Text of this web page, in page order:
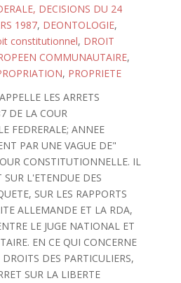
DECISIONS DU 24
1987, DEONTOLOGIE,
constitutionnel, DROIT
COMMUNAUTAIRE,
, PROPRIETE
LES ARRETS
DE LA COUR
FEDRERALE; ANNEE
PAR UNE VAGUE DE"
CONSTITUTIONNELLE. IL
L'ETENDUE DES
SUR LES RAPPORTS
ALLEMANDE ET LA RDA,
LE JUGE NATIONAL ET
EN CE QUI CONCERNE
DES PARTICULIERS,
SUR LA LIBERTE